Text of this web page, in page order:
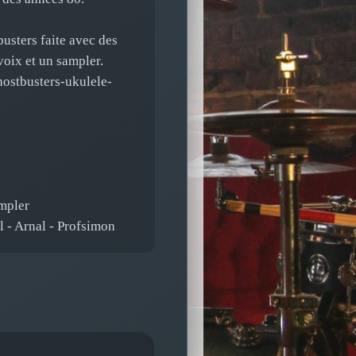
faite avec des
et un sampler.
ukulele-
- Arnal - Profsimon